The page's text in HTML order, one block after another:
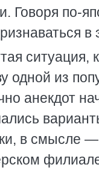
Говоря по-
в
ситуация,
одной из
анекдот
в смысле —